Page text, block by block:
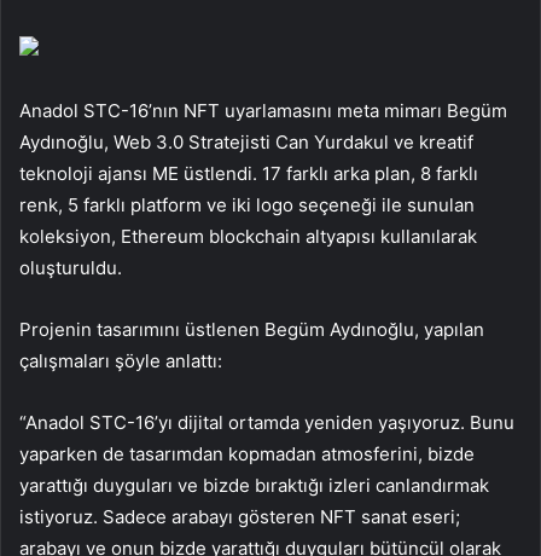
Anadol STC-16’nın NFT uyarlamasını meta mimarı Begüm
Aydınoğlu, Web 3.0 Stratejisti Can Yurdakul ve kreatif
teknoloji ajansı ME üstlendi. 17 farklı arka plan, 8 farklı
renk, 5 farklı platform ve iki logo seçeneği ile sunulan
koleksiyon, Ethereum blockchain altyapısı kullanılarak
oluşturuldu.
Projenin tasarımını üstlenen Begüm Aydınoğlu, yapılan
çalışmaları şöyle anlattı:
“Anadol STC-16’yı dijital ortamda yeniden yaşıyoruz. Bunu
yaparken de tasarımdan kopmadan atmosferini, bizde
yarattığı duyguları ve bizde bıraktığı izleri canlandırmak
istiyoruz. Sadece arabayı gösteren NFT sanat eseri;
arabayı ve onun bizde yarattığı duyguları bütüncül olarak